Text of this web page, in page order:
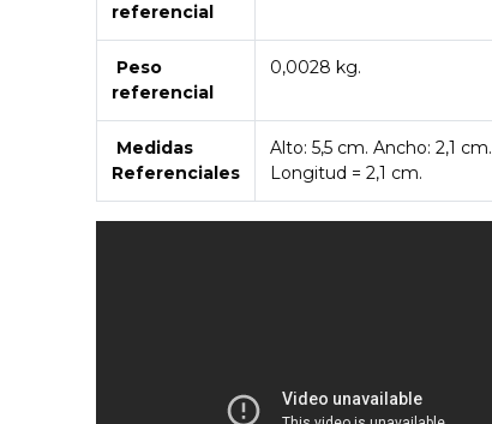
referencial
Peso
referencial
0,0028 kg.
Medidas
Referenciales
Alto: 5,5 cm. Ancho: 2,1 cm.
Longitud = 2,1 cm.